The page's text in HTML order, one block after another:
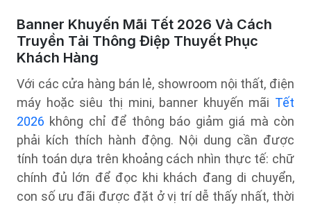
Banner Khuyến Mãi Tết 2026 Và Cách
Truyền Tải Thông Điệp Thuyết Phục
Khách Hàng
Với các cửa hàng bán lẻ, showroom nội thất, điện
máy hoặc siêu thị mini, banner khuyến mãi Tết
2026 không chỉ để thông báo giảm giá mà còn
phải kích thích hành động. Nội dung cần được
tính toán dựa trên khoảng cách nhìn thực tế: chữ
chính đủ lớn để đọc khi khách đang di chuyển,
con số ưu đãi được đặt ở vị trí dễ thấy nhất, thời